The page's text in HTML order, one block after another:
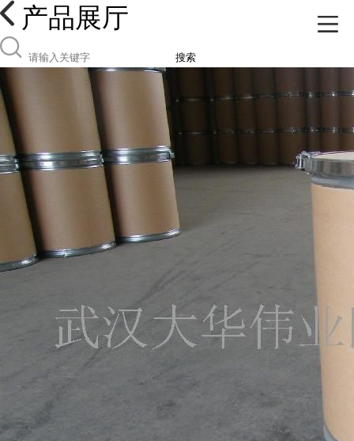
产品展厅
搜索